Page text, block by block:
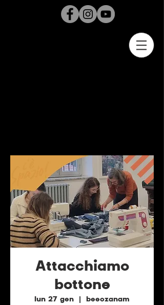
Attacchiamo
bottone
lun 27 gen beeozanam